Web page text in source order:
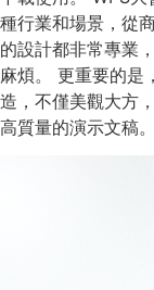
種行業和場景，從
的設計都非常專業
麻煩。 更重要的是
造，不僅美觀大方
高質量的演示文稿。